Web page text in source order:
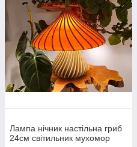
Лампа нічник настільна гриб
24см світильник мухомор